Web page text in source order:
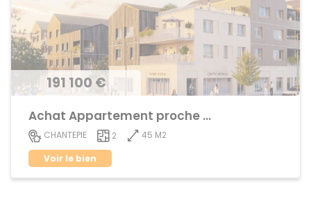
191 100 €
Achat Appartement proche centre ville
CHANTEPIE 2
45 M2
Voir le bien